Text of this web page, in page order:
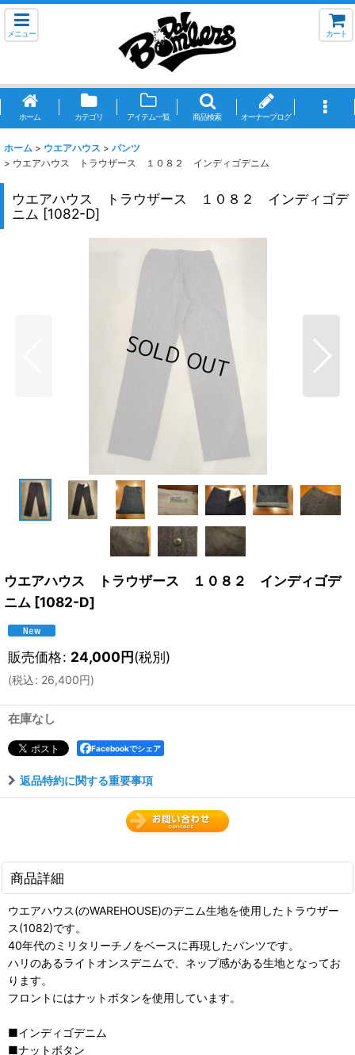
メニュー カート
ホーム カテゴリ アイテム一覧 商品検索 オーナーブログ
ホーム > ウエアハウス > パンツ
> ウエアハウス トラウザース １０８２ インディゴデニム
ウエアハウス トラウザース １０８２ インディゴデ
ニム [1082-D]
ウエアハウス トラウザース １０８２ インディゴデ
ニム [1082-D]
販売価格: 24,000円(税別)
(税込: 26,400円)
在庫なし
Facebookでシェア
返品特約に関する重要事項
商品詳細
ウエアハウス(のWAREHOUSE)のデニム生地を使用したトラウザー
ス(1082)です。
40年代のミリタリーチノをベースに再現したパンツです。
ハリのあるライトオンスデニムで、ネップ感がある生地となってお
ります。
フロントにはナットボタンを使用しています。
■インディゴデニム
■ナットボタン